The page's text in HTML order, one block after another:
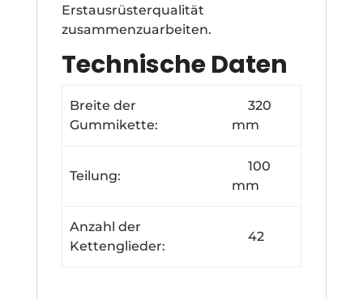
Erstausrüsterqualität
zusammenzuarbeiten.
Technische Daten
Breite der
Gummikette:
320
mm
Teilung:
100
mm
Anzahl der
Kettenglieder:
42